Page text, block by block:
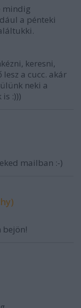
mindig
a pénteki
keresni,
a cucc. akár
neki a
:)))
mailban :-)
bejön!